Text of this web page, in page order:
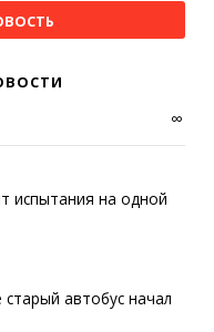
∞
испытания на одной
автобус начал